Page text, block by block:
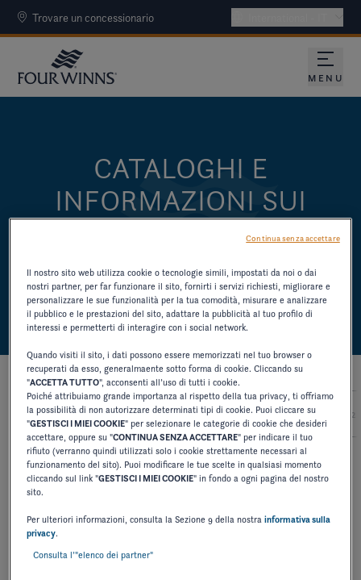
Trovare un concessionario
MENU
CATALOGHI E
INFORMAZIONI SUI
PRODOTTI
SUI MODELLI PIÙ VECCHI.
2027 2026 2025 2024
MANUALE D'USO
V475
SCARICARE
Il nostro sito web utilizza cookie o tecnologie simili, impostati da noi o dai
nostri partner, per far funzionare il sito, fornirti i servizi richiesti, migliorare e
personalizzare le sue funzionalità per la tua comodità, misurare e analizzare
il pubblico e le prestazioni del sito, adattare la pubblicità al tuo profilo di
interessi e permetterti di interagire con i social network.
Quando visiti il sito, i dati possono essere memorizzati nel tuo browser o
recuperati da esso, generalmaente sotto forma di cookie. Cliccando su
"ACCETTA TUTTO", acconsenti all’uso di tutti i cookie.
Poiché attribuiamo grande importanza al rispetto della tua privacy, ti offriamo
la possibilità di non autorizzare determinati tipi di cookie. Puoi cliccare su
"GESTISCI I MIEI COOKIE" per selezionare le categorie di cookie che desideri
accettare, oppure su "CONTINUA SENZA ACCETTARE" per indicare il tuo
rifiuto (verranno quindi utilizzati solo i cookie strettamente necessari al
funzionamento del sito). Puoi modificare le tue scelte in qualsiasi momento
cliccando sul link "GESTISCI I MIEI COOKIE" in fondo a ogni pagina del nostro
sito.
Per ulteriori informazioni, consulta la Sezione 9 della nostrainformativa sulla
privacy.
Consulta l’"elenco dei partner"
Continua senza accettare